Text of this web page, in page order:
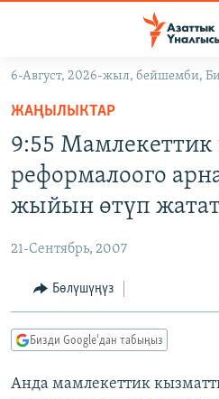
Навигацияга
өтүңүз
салыңызКЫРГЫЗСТАН
САЯСАТ
МАДАНИЯТ
ДҮЙНӨ
ДҮЙНӨ
УКРАИНА
ТВ ПРОГРАММАЛАР
БҮГҮН АЗАТТЫКТА
ДАНИСТЕ
ПОДКАСТ
6-Август, 2026-жыл, бейшемби,
ЖАҢЫЛЫКТАР
9:55
реформалоого
жыйын өтүп
21-Сентябрь, 2007
Бөлүшүңүз
Бизди Google'дан табыңыз
Анда мамлекеттик